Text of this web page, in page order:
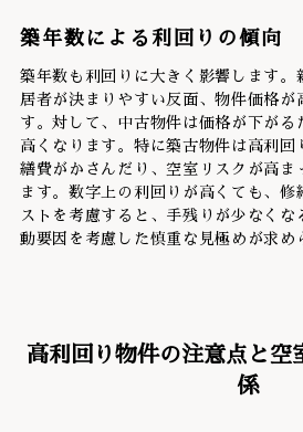
築年数による利回りの傾向
築年数も利回りに大きく影響します。
居者が決まりやすい反面、物件価格が
す。対して、中古物件は価格が下がる
高くなります。特に築古物件は高利回
繕費がかさんだり、空室リスクが高ま
ます。数字上の利回りが高くても、修
ストを考慮すると、手残りが少なく
動要因を考慮した慎重な見極めが求め
高利回り物件の注意点と空
係